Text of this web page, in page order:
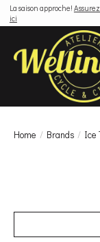
La saison approche!
ici
Home / Brands / Ice